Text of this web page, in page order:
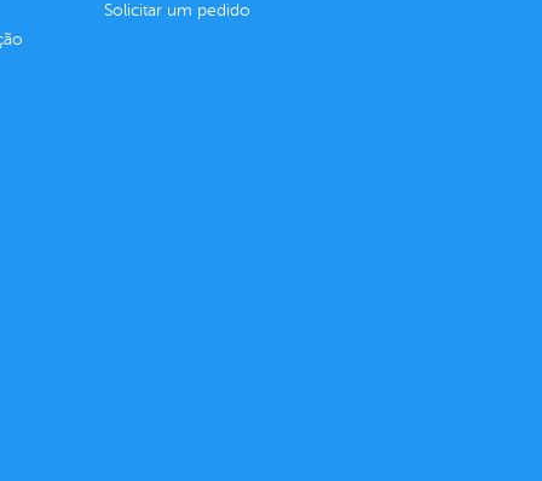
Solicitar um pedido